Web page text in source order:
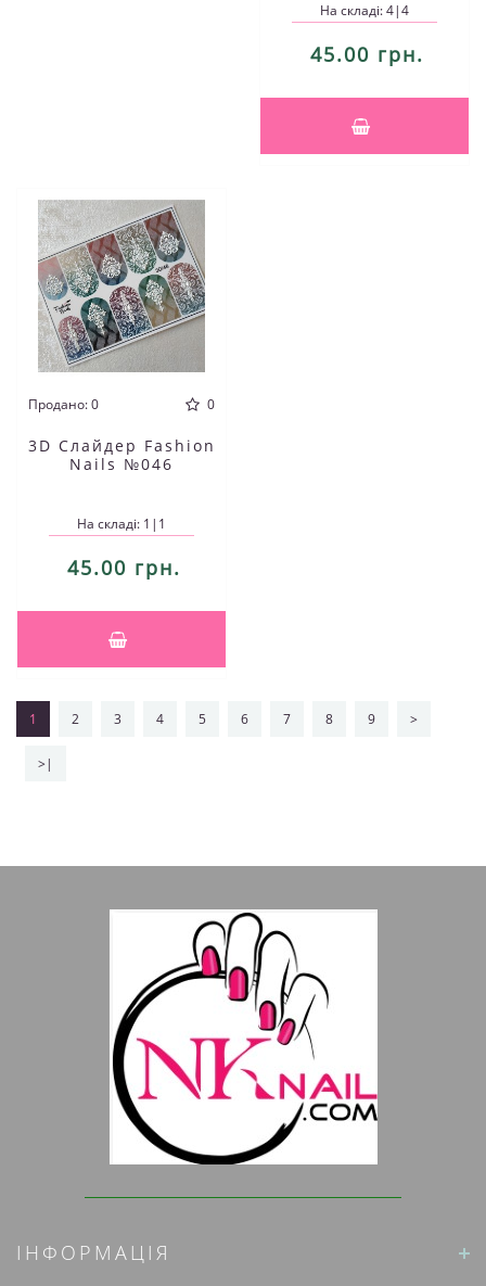
На складі: 4|4
45.00 грн.
Продано: 0 0
3D Слайдер Fashion
Nails №046
На складі: 1|1
45.00 грн.
1 2 3 4 5 6 7 8 9 >
>|
ІНФОРМАЦІЯ